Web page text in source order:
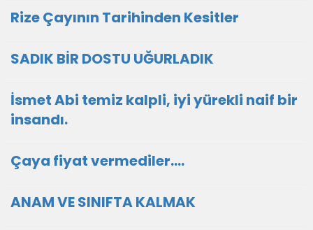
Rize Çayının Tarihinden Kesitler
SADIK BİR DOSTU UĞURLADIK
İsmet Abi temiz kalpli, iyi yürekli naif bir
insandı.
Çaya fiyat vermediler....
ANAM VE SINIFTA KALMAK